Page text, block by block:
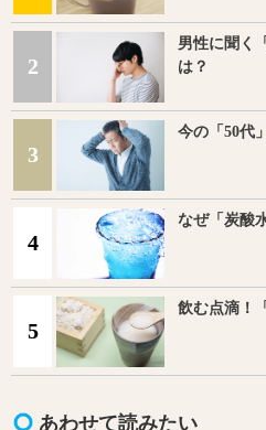
2
男性に聞く
は？
3
今の「50代
4
なぜ「炭酸
5
飲む点滴！
あわせて読みたい